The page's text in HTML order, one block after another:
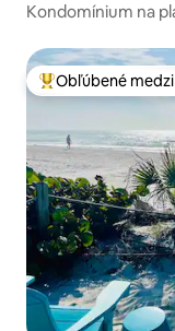
Kondomínium na
Najobľúbenejšie
Obľúbené